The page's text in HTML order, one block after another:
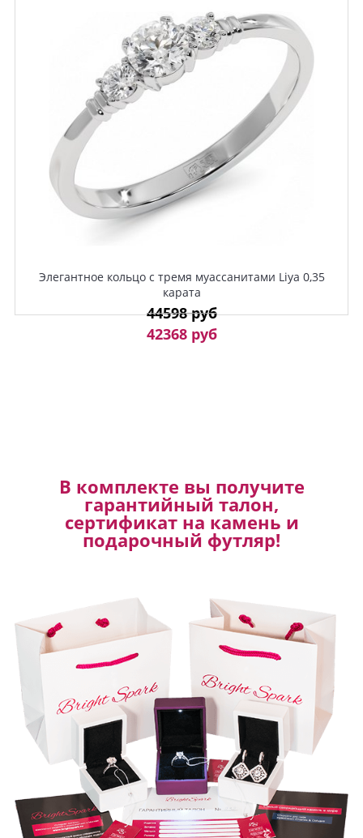
Элегантное кольцо с тремя муассанитами Liya 0,35
карата
44598 руб
42368 руб
В комплекте вы получите
гарантийный талон,
сертификат на камень и
подарочный футляр!